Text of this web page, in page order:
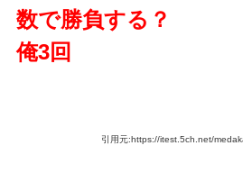
数で勝負する？
俺3回
引用元:https://itest.5ch.net/